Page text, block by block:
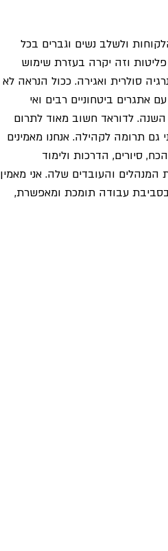
ולשלב נשים וגברים בכל
וזה יקרה בעזרת שימוש
סולרית ואגירה. ככול הנראה לא
אתגרים ביטחוניים רבים ואי
השנה. לדוראד חשוב מאוד לתרום
גם תרומה לקהילה. אנחנו מאמינים
סיורים, הדרכות ולימוד
והעובדים שלה. אני מאמין
עבודה תומכת ומאפשרת,